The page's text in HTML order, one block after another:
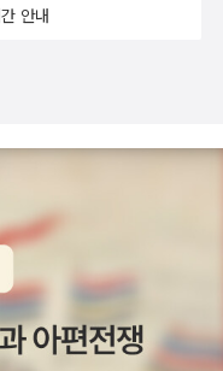
나쁜 일들은 종종 있었
이 나빴었는지 "거 되
, 혼자 얼굴이 뻘개져 별 대
저 내가 한 응징이라
였다. 친구는 어떡하
가 있으면 살짝 장난치
니까 웬만한 남자들이 아
다시는 그런 행동을 하
을 착취하는 금융의 '빈곤
의 여성 종업원을 고용
리고 적발 전까지 대략 38
1, 2013).- P237저자 김주
냐 할 지도 모르지만. 아직
, '살찐' 여자는 아직까지
우 초등학생이 거식증으
게 낫다는 말까지 한다
아가는 건 누구인가.. 아
라, 밤비, 덤보 등)을 가
역시 공주 이야기는 거
기에서는 원래 이야기보
전집 같은 건 한권으로
, 올리브>에 대해서는 평
았다. 5년~10년마다 다시
듯. <무엇이 아름다움을
.<조지 오웰>은 조지 오웰
이거 읽고 <카탈루냐 찬
독서비스에서 <조지 오
좋다. 역시나 존대와 반말
강도 잃었다. 울 힘조차 없
아픈 것으로, 내 몸이 이
있을까 생각했다. 말도 안
간이 필요했다. 주일날 아
한 걸 넣어야 아이가 나을
달력을 보니 나흘째였다. 이
안내